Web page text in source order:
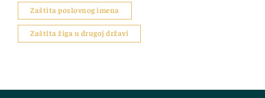
Zaštita poslovnog imena
Zaštita žiga u drugoj državi